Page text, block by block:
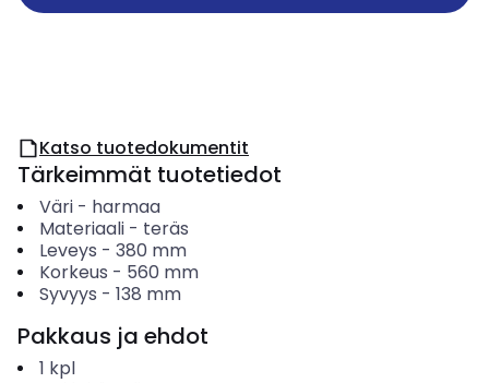
Katso tuotedokumentit
Tärkeimmät tuotetiedot
Väri- harmaa
Materiaali- teräs
Leveys - 380 mm
Korkeus - 560 mm
Syvyys - 138 mm
Pakkaus ja ehdot
1 kpl